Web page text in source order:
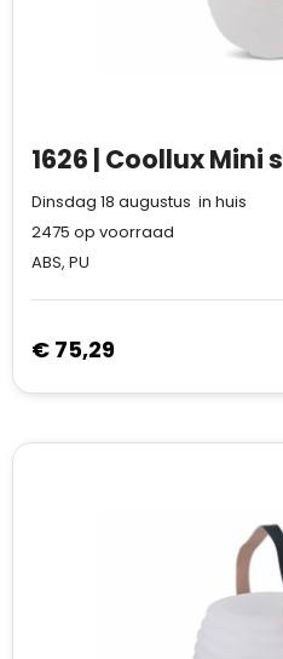
Dinsdag 18 augustus in huis
2475 op voorraad
ABS, PU
€ 75,29